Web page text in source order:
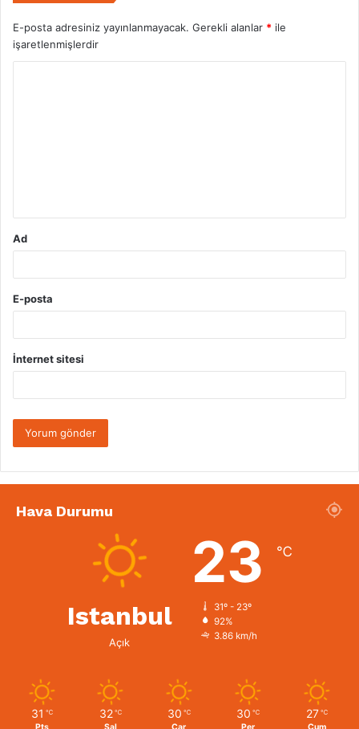
E-posta adresiniz yayınlanmayacak. Gerekli alanlar * ile
işaretlenmişlerdir
Ad
E-posta
İnternet sitesi
Hava Durumu
Istanbul
Açık
23 ℃
31º - 23º
92%
3.86 km/h
31 ℃ 32 ℃ 30 ℃ 30 ℃ 27 ℃